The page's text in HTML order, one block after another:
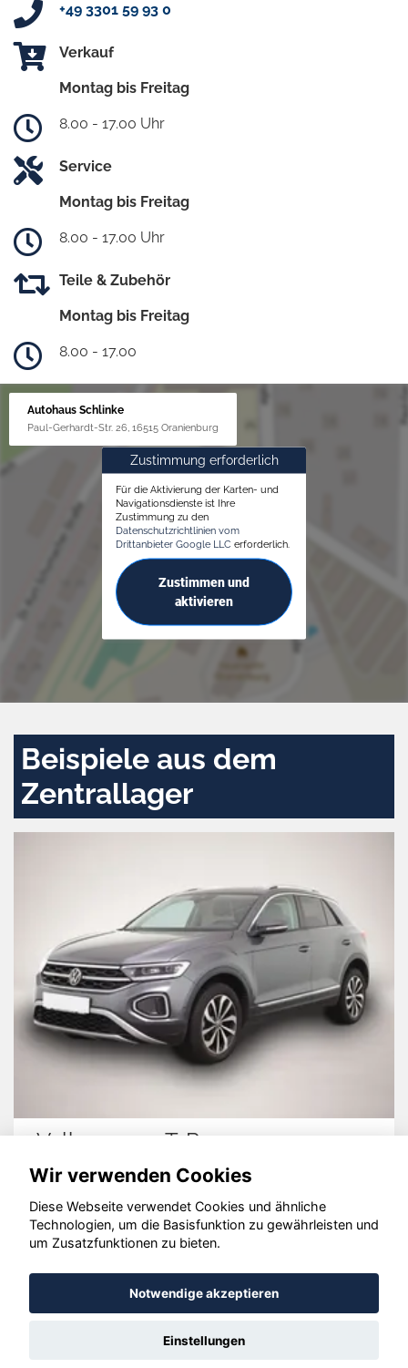
+49 3301 59 93 0
Verkauf
Montag bis Freitag
8.00 - 17.00 Uhr
Service
Montag bis Freitag
8.00 - 17.00 Uhr
Teile & Zubehör
Montag bis Freitag
8.00 - 17.00
Autohaus Schlinke
Paul-Gerhardt-Str. 26, 16515 Oranienburg
Zustimmung erforderlich
Für die Aktivierung der Karten- und
Navigationsdienste ist Ihre
Zustimmung zu den
Datenschutzrichtlinien vom
Drittanbieter Google LLC erforderlich.
Zustimmen und
aktivieren
Beispiele aus dem
Zentrallager
Volkswagen T-Roc
© konjunkturmotor.de GmbH 2020 - 2026
Wir verwenden Cookies
Diese Webseite verwendet Cookies und ähnliche
Technologien, um die Basisfunktion zu gewährleisten und
um Zusatzfunktionen zu bieten.
Notwendige akzeptieren
Einstellungen